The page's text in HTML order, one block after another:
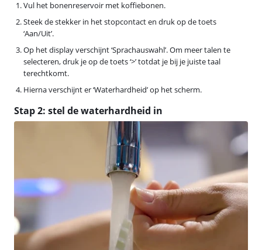
Vul het bonenreservoir met koffiebonen.
Steek de stekker in het stopcontact en druk op de toets
‘Aan/Uit’.
Op het display verschijnt ‘Sprachauswahl’. Om meer talen te
selecteren, druk je op de toets ‘>’ totdat je bij je juiste taal
terechtkomt.
Hierna verschijnt er ‘Waterhardheid’ op het scherm.
Stap 2: stel de waterhardheid in